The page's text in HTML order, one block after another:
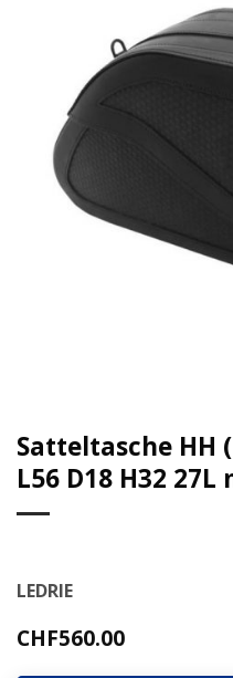
Satteltasche HH
L56 D18 H32
LEDRIE
CHF560.00